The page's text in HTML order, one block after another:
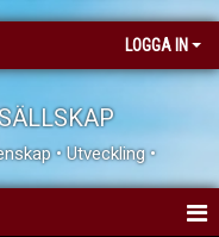
LOGGA IN